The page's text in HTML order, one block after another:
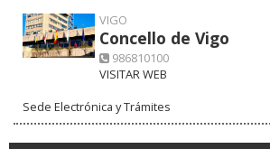
VIGO
Concello de Vigo
986810100
VISITAR WEB
Sede Electrónica y Trámites